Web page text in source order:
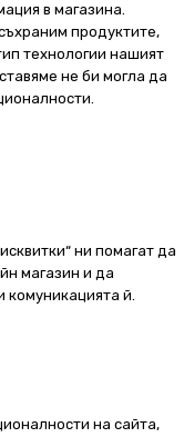
в магазина.
продуктите,
технологии нашият
не би могла да
ни помагат да
магазин и да
комуникацията й.
на сайта,